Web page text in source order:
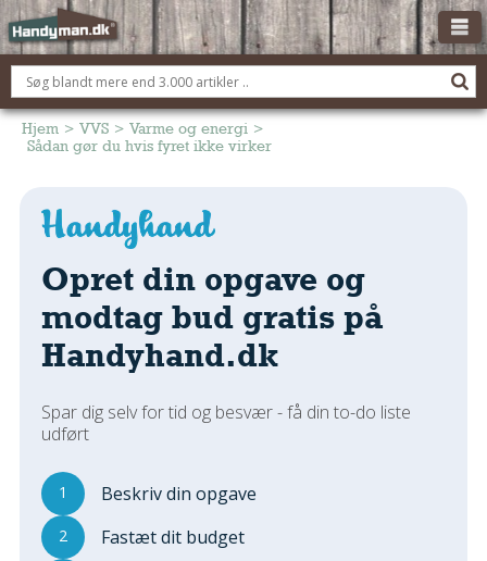
OM HANDYMAN.DK
FÅ 3 TILBUD
ANNONCERING
TØMRER/SNEDKER
Montage Og Nybyg
Reparation Og Vedligehold
Alt Om Køkkenet
Om Materialer
Andet
Regler Og Love
Udskiftning Og Montage
Om Materialer
Hjem > VVS > Varme og energi >
Sådan gør du hvis fyret ikke virker
Opret din opgave og
modtag bud gratis på
Handyhand.dk
Spar dig selv for tid og besvær - få din to-do liste
udført
1 Beskriv din opgave
2 Fastæt dit budget